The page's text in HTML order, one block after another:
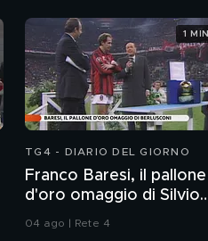
TG4 - DIARIO DEL GIORNO
Franco Baresi, il pallone
d'oro omaggio di Silvio
Berlusconi
04 ago | Rete 4
1 MIN